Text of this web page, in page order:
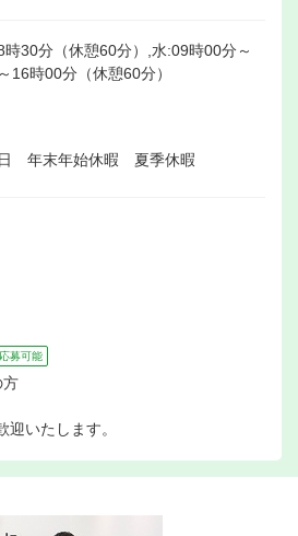
30分（休憩60分）,水:09時00分～
16時00分（休憩60分）
年末年始休暇 夏季休暇
募可能
方
いたします。